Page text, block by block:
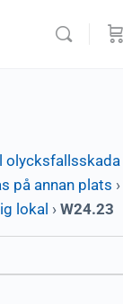
olycksfallsskada
på annan plats ›
lokal › W24.23